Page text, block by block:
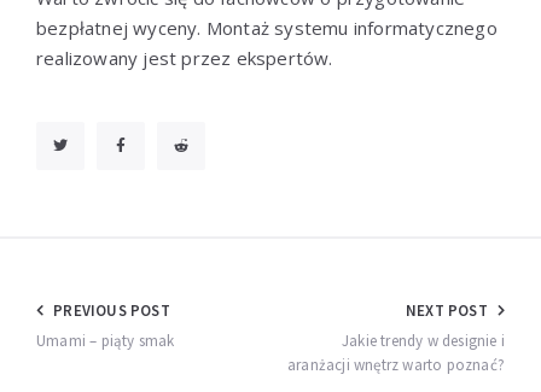
bezpłatnej wyceny. Montaż systemu informatycznego
realizowany jest przez ekspertów.
Nawigacja
wpisu
PREVIOUS POST
Umami – piąty smak
NEXT POST
Jakie trendy w designie i
aranżacji wnętrz warto poznać?